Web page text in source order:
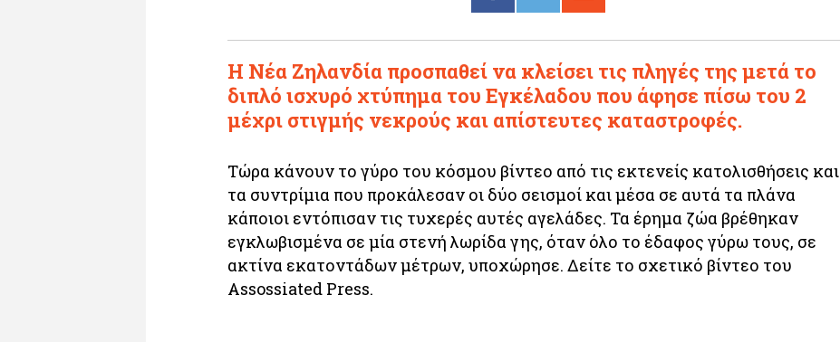
Η Νέα Ζηλανδία προσπαθεί να κλείσει τις πληγές της μετά το
διπλό ισχυρό χτύπημα του Εγκέλαδου που άφησε πίσω του 2
μέχρι στιγμής νεκρούς και απίστευτες καταστροφές.
Τώρα κάνουν το γύρο του κόσμου βίντεο από τις εκτενείς κατολισθήσεις και
τα συντρίμια που προκάλεσαν οι δύο σεισμοί και μέσα σε αυτά τα πλάνα
κάποιοι εντόπισαν τις τυχερές αυτές αγελάδες. Τα έρημα ζώα βρέθηκαν
εγκλωβισμένα σε μία στενή λωρίδα γης, όταν όλο το έδαφος γύρω τους, σε
ακτίνα εκατοντάδων μέτρων, υποχώρησε. Δείτε το σχετικό βίντεο του
Assossiated Press.